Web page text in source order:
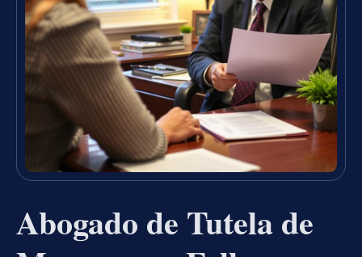
Abogado de Tutela de